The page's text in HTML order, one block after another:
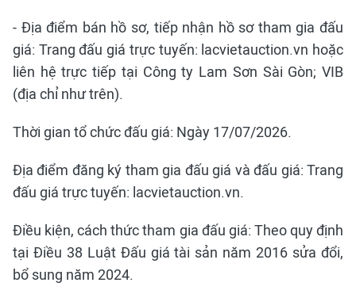
- Địa điểm bán hồ sơ, tiếp nhận hồ sơ tham gia đấu
giá: Trang đấu giá trực tuyến: lacvietauction.vn hoặc
liên hệ trực tiếp tại Công ty Lam Sơn Sài Gòn; VIB
(địa chỉ như trên).
Thời gian tổ chức đấu giá: Ngày 17/07/2026.
Địa điểm đăng ký tham gia đấu giá và đấu giá: Trang
đấu giá trực tuyến: lacvietauction.vn.
Điều kiện, cách thức tham gia đấu giá: Theo quy định
tại Điều 38 Luật Đấu giá tài sản năm 2016 sửa đổi,
bổ sung năm 2024.